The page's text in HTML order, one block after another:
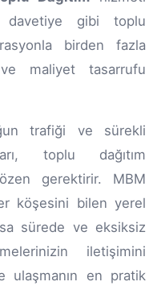
davetiye gibi toplu
birden fazla
maliyet tasarrufu
trafiği ve sürekli
toplu dağıtım
gerektirir. MBM
köşesini bilen yerel
sürede ve eksiksiz
iletişimini
ulaşmanın en pratik